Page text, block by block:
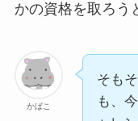
かの資格を取ろう
かばこ
そも
も、